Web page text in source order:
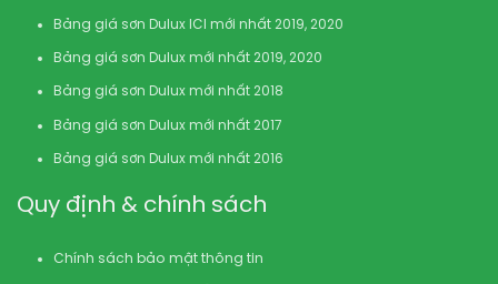
Bảng giá sơn Dulux ICI mới nhất 2019, 2020
Bảng giá sơn Dulux mới nhất 2019, 2020
Bảng giá sơn Dulux mới nhất 2018
Bảng giá sơn Dulux mới nhất 2017
Bảng giá sơn Dulux mới nhất 2016
Quy định & chính sách
Chính sách bảo mật thông tin